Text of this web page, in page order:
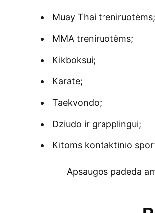
Muay Thai treniruotėms;
MMA treniruotėms;
Kikboksui;
Karate;
Taekvondo;
Dziudo ir grapplingui;
Kitoms kontaktinio
Apsaugos padeda